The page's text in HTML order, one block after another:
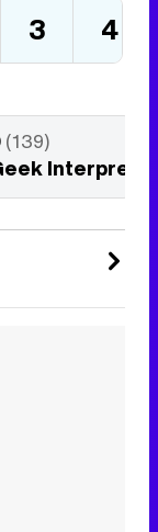
3 4
(139)